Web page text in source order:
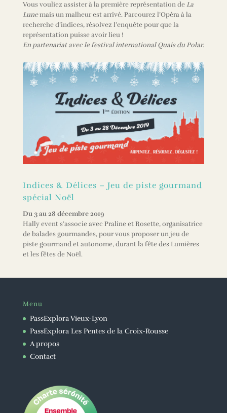
Vous vouliez assister à la première représentation de La
Lunemais un malheur est arrivé. Parcourez l’Opéra à la
recherche d’indices, résolvez l’enquête pour que la
représentation puisse avoir lieu !
En partenariat avec le festival international Quais du Polar.
Indices & Délices – Jeu de piste gourmand
spécial Noël
Du 3 au 28 décembre 2019
Hally event s’associe avec Praline et Rosette, organisatrice
de balades gourmandes, pour vous proposer un jeu de
piste gourmand et autonome, durant la fête des Lumières
et les fêtes de Noël.
Menu
PassExplora Vieux-Lyon
PassExplora Les Pentes de la Croix-Rousse
A propos
Contact